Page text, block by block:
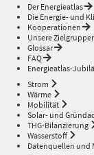
Der Energieatlas
Die Energie- und
Kooperationen
Unsere
Glossar
FAQ
Energieatlas-
Strom
Wärme
Mobilität
Solar- und
THG-Bilanzierung
Wasserstoff
Datenquellen und